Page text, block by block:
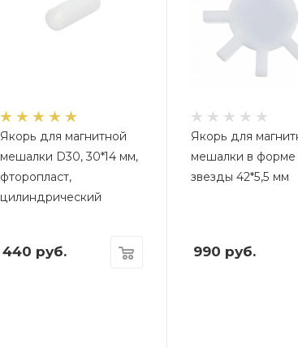
Якорь для магнитной
мешалки D30, 30*14 мм,
фторопласт,
цилиндрический
440 руб.
Якорь для
мешалки в форме
звезды 42*5,5 мм
990 руб.